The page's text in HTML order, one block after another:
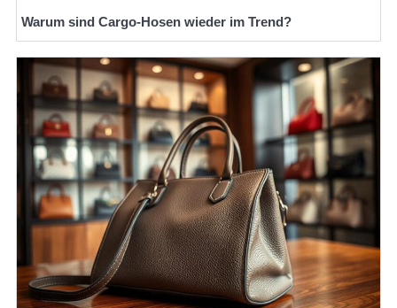
Warum sind Cargo-Hosen wieder im Trend?